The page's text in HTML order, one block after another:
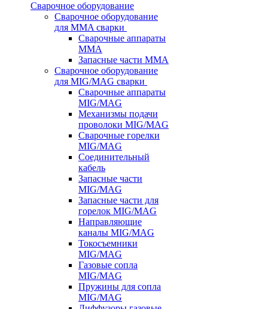
Сварочное оборудование
Сварочное оборудование
для MMA сварки
Сварочные аппараты
MMA
Запасные части MMA
Сварочное оборудование
для MIG/MAG сварки
Сварочные аппараты
MIG/MAG
Механизмы подачи
проволоки MIG/MAG
Сварочные горелки
MIG/MAG
Соединительный
кабель
Запасные части
MIG/MAG
Запасные части для
горелок MIG/MAG
Направляющие
каналы MIG/MAG
Токосъемники
MIG/MAG
Газовые сопла
MIG/MAG
Пружины для сопла
MIG/MAG